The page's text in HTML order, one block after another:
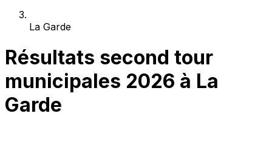
La Garde
Résultats second tour
municipales 2026 à La
Garde